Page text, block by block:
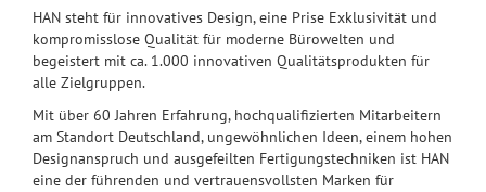
HAN steht für innovatives Design, eine Prise Exklusivität und
kompromisslose Qualität für moderne Bürowelten und
begeistert mit ca. 1.000 innovativen Qualitätsprodukten für
alle Zielgruppen.
Mit über 60 Jahren Erfahrung, hochqualifizierten Mitarbeitern
am Standort Deutschland, ungewöhnlichen Ideen, einem hohen
Designanspruch und ausgefeilten Fertigungstechniken ist HAN
eine der führenden und vertrauensvollsten Marken für